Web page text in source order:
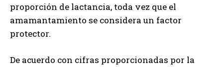
proporción de lactancia, toda vez que el
amamantamiento se considera un factor
protector.
De acuerdo con cifras proporcionadas por la